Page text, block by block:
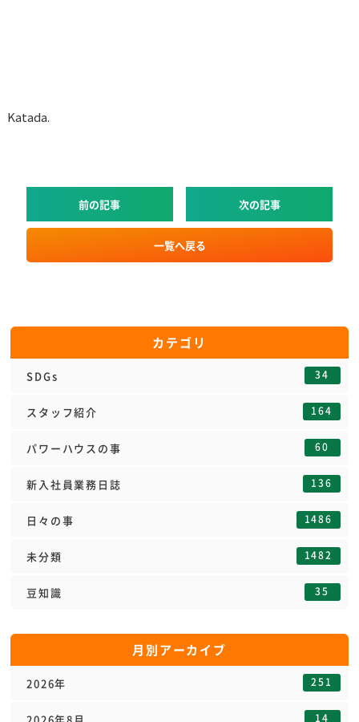
Katada.
前の記事 次の記事
一覧へ戻る
カテゴリ
SDGs 34
スタッフ紹介 164
パワーハウスの事 60
新入社員業務日誌 136
日々の事 1486
未分類 1482
豆知識 35
月別アーカイブ
2026年 251
2026年8月 14